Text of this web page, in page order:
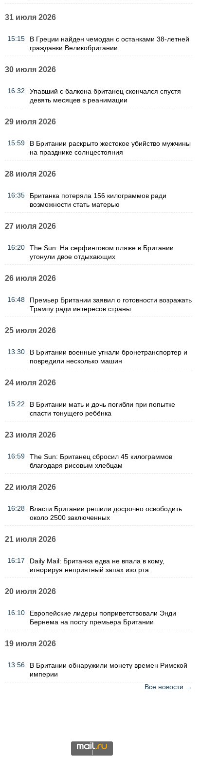
31 июля 2026
15:15
В Греции найден чемодан с останками 38-летней
гражданки Великобритании
30 июля 2026
16:32
Упавший с балкона британец скончался спустя
девять месяцев в реанимации
29 июля 2026
15:59
В Британии раскрыто жестокое убийство мужчины
на празднике солнцестояния
28 июля 2026
16:35
Британка потеряла 156 килограммов ради
возможности стать матерью
27 июля 2026
16:20
The Sun: На серфинговом пляже в Британии
утонули двое отдыхающих
26 июля 2026
16:48
Премьер Британии заявил о готовности возражать
Трампу ради интересов страны
25 июля 2026
13:30
В Британии военные угнали бронетранспортер и
повредили несколько машин
24 июля 2026
15:22
В Британии мать и дочь погибли при попытке
спасти тонущего ребёнка
23 июля 2026
16:59
The Sun: Британец сбросил 45 килограммов
благодаря рисовым хлебцам
22 июля 2026
16:28
Власти Британии решили досрочно освободить
около 2500 заключенных
21 июля 2026
16:17
Daily Mail: Британка едва не впала в кому,
игнорируя неприятный запах изо рта
20 июля 2026
16:10
Европейские лидеры поприветствовали Энди
Бернема на посту премьера Британии
19 июля 2026
13:56
В Британии обнаружили монету времен Римской
империи
Все новости →